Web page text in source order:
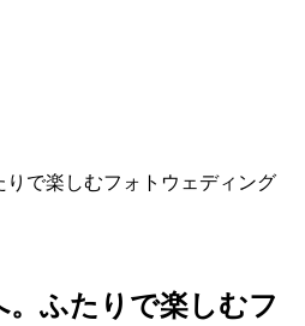
。ふたりで楽しむフ